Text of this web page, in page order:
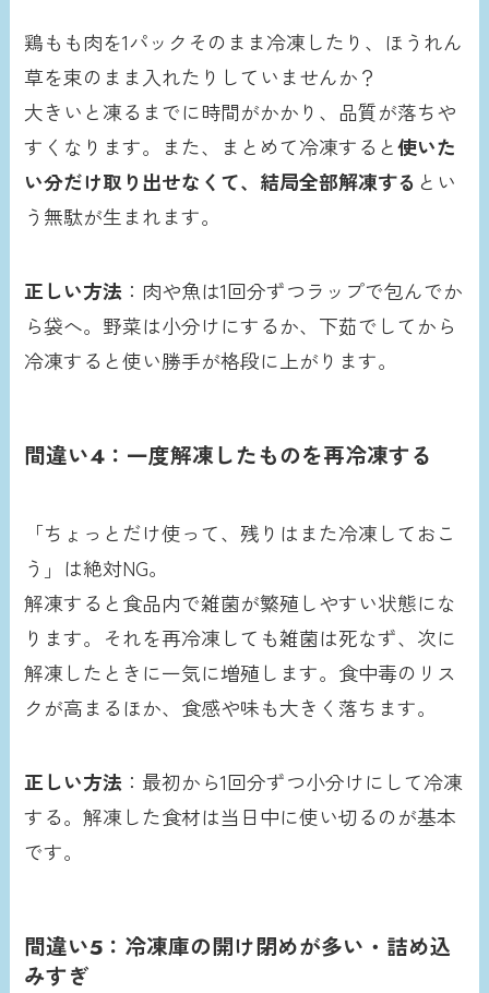
鶏もも肉を1パックそのまま冷凍したり、ほうれん
草を束のまま入れたりしていませんか？
大きいと凍るまでに時間がかかり、品質が落ちや
すくなります。また、まとめて冷凍すると使いた
い分だけ取り出せなくて、結局全部解凍する とい
う無駄が生まれます。
正しい方法 ：肉や魚は1回分ずつラップで包んでか
ら袋へ。野菜は小分けにするか、下茹でしてから
冷凍すると使い勝手が格段に上がります。
間違い4：一度解凍したものを再冷凍する
「ちょっとだけ使って、残りはまた冷凍しておこ
う」は絶対NG。
解凍すると食品内で雑菌が繁殖しやすい状態にな
ります。それを再冷凍しても雑菌は死なず、次に
解凍したときに一気に増殖します。食中毒のリス
クが高まるほか、食感や味も大きく落ちます。
正しい方法 ：最初から1回分ずつ小分けにして冷凍
する。解凍した食材は当日中に使い切るのが基本
です。
間違い5：冷凍庫の開け閉めが多い・詰め込
みすぎ